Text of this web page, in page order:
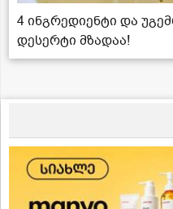
4 ინგრედიენტი და
დესერტი მზადაა!